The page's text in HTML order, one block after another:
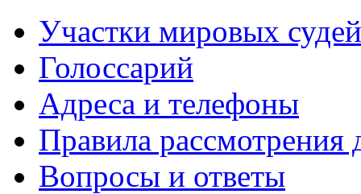
Участки мировых судей
Голоссарий
Адреса и телефоны
Правила рассмотрения
Вопросы и ответы